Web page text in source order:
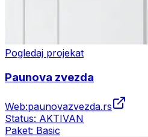
Pogledaj projekat
Paunova zvezda
Web:paunovazvezda.rs
Status: AKTIVAN
Paket: Basic